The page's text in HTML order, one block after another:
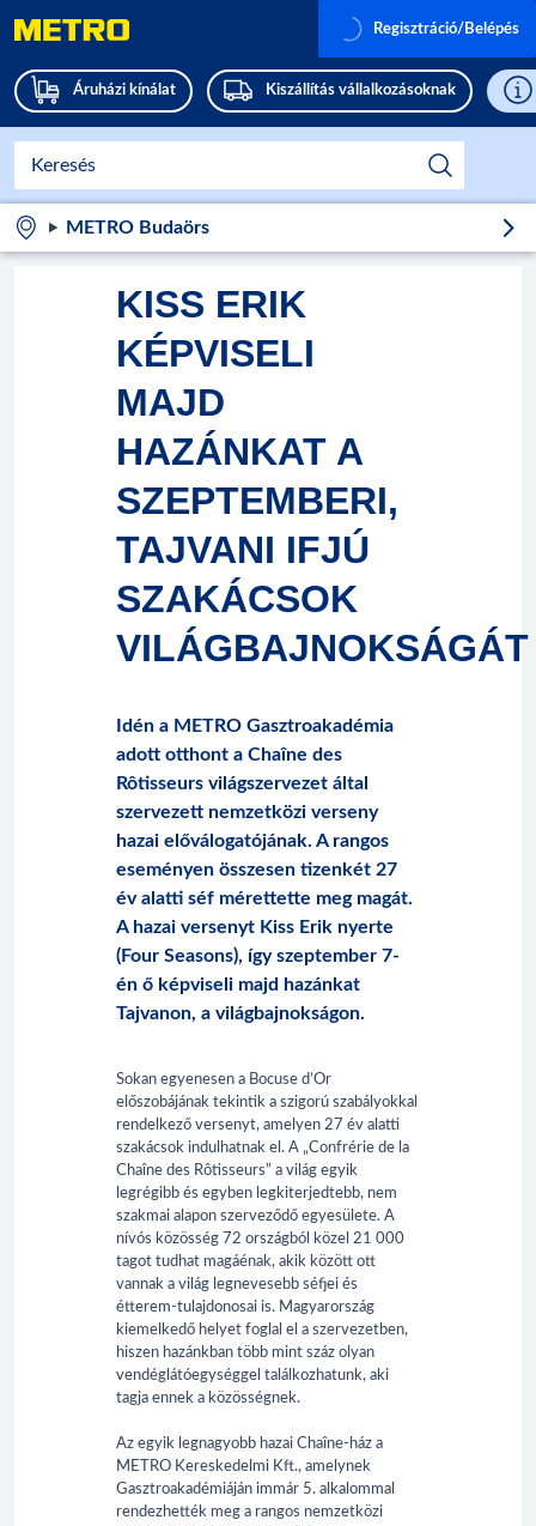
Áruházi kínálat Kiszállítás vállalkozásoknak
Regisztráció/Belépés
METRO Budaörs
KISS ERIK
KÉPVISELI
MAJD
HAZÁNKAT A
SZEPTEMBERI,
TAJVANI IFJÚ
SZAKÁCSOK
VILÁGBAJNOKSÁGÁT
Idén a METRO Gasztroakadémia
adott otthont a Chaîne des
Rôtisseurs világszervezet által
szervezett nemzetközi verseny
hazai előválogatójának. A rangos
eseményen összesen tizenkét 27
év alatti séf mérettette meg magát.
A hazai versenyt Kiss Erik nyerte
(Four Seasons), így szeptember 7-
én ő képviseli majd hazánkat
Tajvanon, a világbajnokságon.
Sokan egyenesen a Bocuse d’Or
előszobájának tekintik a szigorú szabályokkal
rendelkező versenyt, amelyen 27 év alatti
szakácsok indulhatnak el. A „Confrérie de la
Chaîne des Rôtisseurs” a világ egyik
legrégibb és egyben legkiterjedtebb, nem
szakmai alapon szerveződő egyesülete. A
nívós közösség 72 országból közel 21 000
tagot tudhat magáénak, akik között ott
vannak a világ legnevesebb séfjei és
étterem-tulajdonosai is. Magyarország
kiemelkedő helyet foglal el a szervezetben,
hiszen hazánkban több mint száz olyan
vendéglátóegységgel találkozhatunk, aki
tagja ennek a közösségnek.
Az egyik legnagyobb hazai Chaîne-ház a
METRO Kereskedelmi Kft., amelynek
Gasztroakadémiáján immár 5. alkalommal
rendezhették meg a rangos nemzetközi